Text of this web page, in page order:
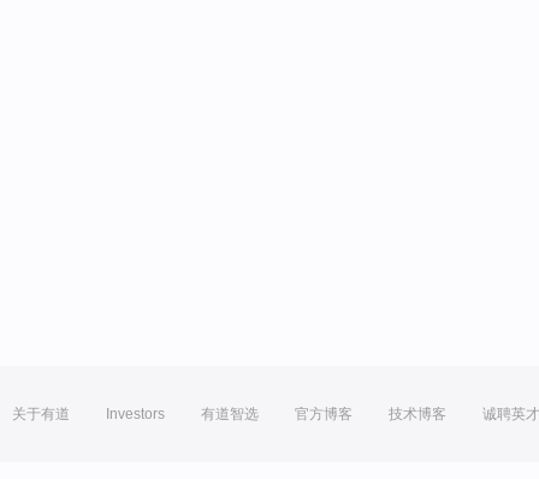
关于有道 Investors 有道智选 官方博客 技术博客 诚聘英才